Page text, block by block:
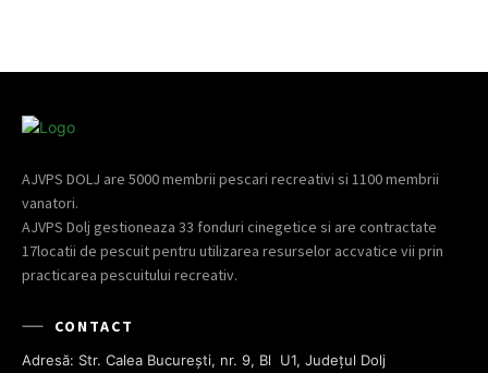
AJVPS DOLJ are 5000 membrii pescari recreativi si 1100 membrii
vanatori.
AJVPS Dolj gestioneaza 33 fonduri cinegetice si are contractate
17locatii de pescuit pentru utilizarea resurselor accvatice vii prin
practicarea pescuitului recreativ.
CONTACT
Adresă: Str. Calea București, nr. 9, Bl U1, Județul Dolj